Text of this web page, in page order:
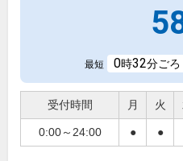
最短 0時32分ごろ
受付時間 月 火
0:00～24:00 ● ●